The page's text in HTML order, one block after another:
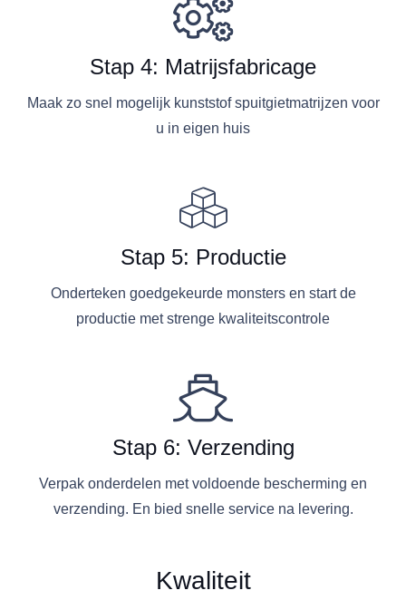
Stap 4: Matrijsfabricage
Maak zo snel mogelijk kunststof spuitgietmatrijzen voor
u in eigen huis
Stap 5: Productie
Onderteken goedgekeurde monsters en start de
productie met strenge kwaliteitscontrole
Stap 6: Verzending
Verpak onderdelen met voldoende bescherming en
verzending. En bied snelle service na levering.
Kwaliteit